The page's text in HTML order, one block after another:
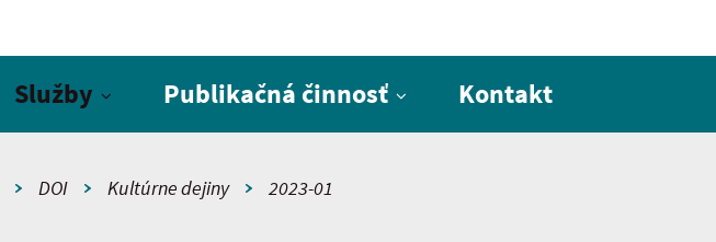
Služby Publikačná činnosť Kontakt
DOI Kultúrne dejiny 2023-01